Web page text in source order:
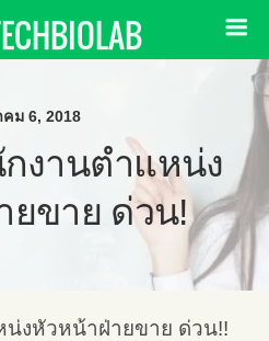
คม 6, 2018
งานตำแหน่ง
ยขาย ด่วน!
งหัวหน้าฝ่ายขาย ด่วน!!